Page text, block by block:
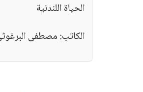
الحياة اللندنية
الكاتب: مصطفى